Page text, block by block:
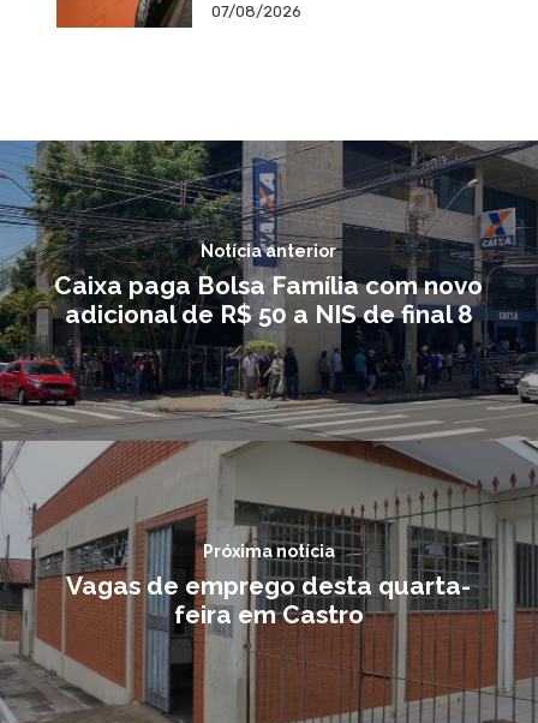
07/08/2026
Notícia anterior
Caixa paga Bolsa Família com novo
adicional de R$ 50 a NIS de final 8
Próxima notícia
Vagas de emprego desta quarta-
feira em Castro